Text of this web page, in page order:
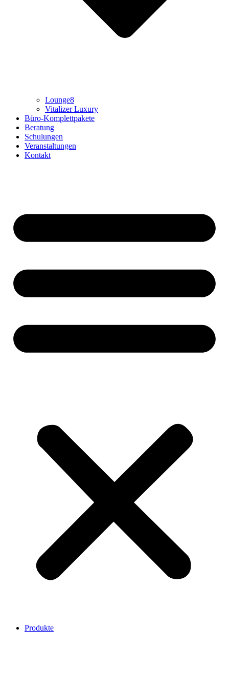
Lounge8
Vitalizer Luxury
Büro-Komplettpakete
Beratung
Schulungen
Veranstaltungen
Kontakt
Produkte